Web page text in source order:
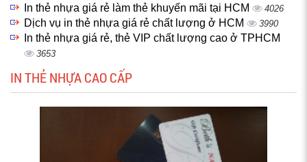
In thẻ nhựa giá rẻ làm thẻ khuyến mãi tại HCM 4026
Dịch vụ in thẻ nhựa giá rẻ chất lượng ở HCM 3990
In thẻ nhựa giá rẻ, thẻ VIP chất lượng cao ở TPHCM
3653
IN THẺ NHỰA CAO CẤP